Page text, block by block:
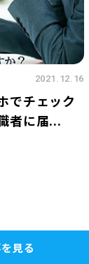
2021.12.16
でチェック
者に届...
見る